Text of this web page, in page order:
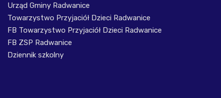
Urząd Gminy Radwanice
Towarzystwo Przyjaciół Dzieci Radwanice
FB Towarzystwo Przyjaciół Dzieci Radwanice
FB ZSP Radwanice
Dziennik szkolny